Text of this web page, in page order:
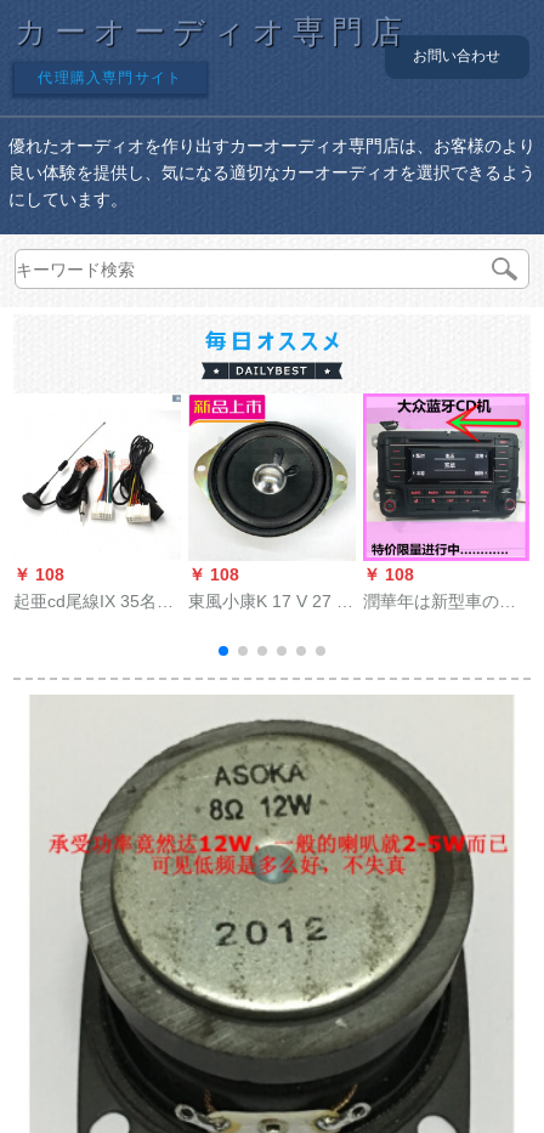
カーオーディオ専門店
代理購入専門サイト
お問い合わせ
優れたオーディオを作り出すカーオーディオ専門店は、お客様のより
良い体験を提供し、気になる適切なカーオーディオを選択できるよう
にしています。
￥ 108
起亜cd尾線IX 35名図
線改造線CD尾線
￥ 108
東風小康K 17 V 27 C
ンページ
￥ 108
潤華年は新型車の解
ム・ゴルフ7凌渡CD
CDプロ-ヤ-/大众高7
改造家庭用本体